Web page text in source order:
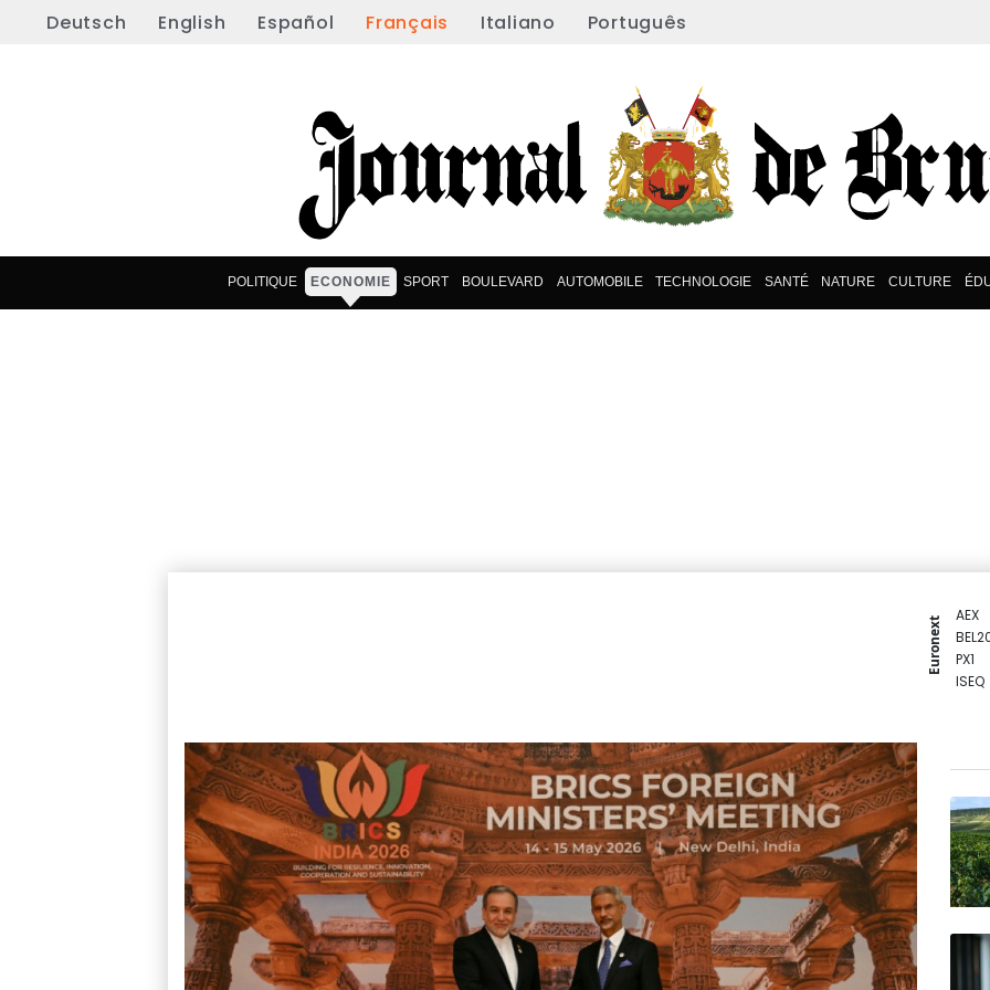
Deutsch English Español Français Italiano Português
POLITIQUE ECONOMIE SPORT BOULEVARD AUTOMOBILE TECHNOLOGIE SANTÉ NATURE CULTURE
Euronext
AEX
PX1
ISEQ